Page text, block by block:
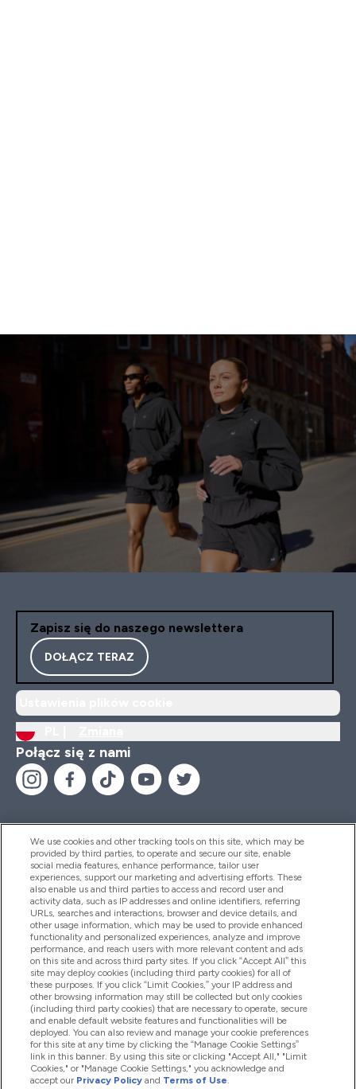
Zapisz się do naszego newslettera
DOŁĄCZ TERAZ
Połącz się z nami
Pomoc I Informacja
Produkty
Informacje O Firmie
Okazje W Myprotein
2026 The Hut.com Ltd
We use cookies and other tracking tools on this site, which may be
provided by third parties, to operate and secure our site, enable
social media features, enhance performance, tailor user
experiences, support our marketing and advertising efforts. These
also enable us and third parties to access and record user and
activity data, such as IP addresses and online identifiers, referring
URLs, searches and interactions, browser and device details, and
other usage information, which may be used to provide enhanced
functionality and personalized experiences, analyze and improve
performance, and reach users with more relevant content and ads
on this site and across third party sites. If you click “Accept All” this
site may deploy cookies (including third party cookies) for all of
these purposes. If you click “Limit Cookies,” your IP address and
other browsing information may still be collected but only cookies
(including third party cookies) that are necessary to operate, secure
and enable default website features and functionalities will be
deployed. You can also review and manage your cookie preferences
for this site at any time by clicking the “Manage Cookie Settings”
link in this banner. By using this site or clicking "Accept All," "Limit
Cookies," or "Manage Cookie Settings," you acknowledge and
accept our Privacy Policy and Terms of Use.